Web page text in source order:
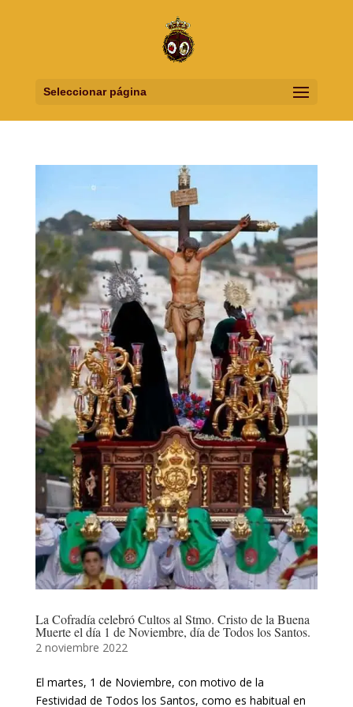
Seleccionar página
La Cofradía celebró Cultos al Stmo. Cristo de la Buena
Muerte el día 1 de Noviembre, día de Todos los Santos.
2 noviembre 2022
El martes, 1 de Noviembre, con motivo de la
Festividad de Todos los Santos, como es habitual en